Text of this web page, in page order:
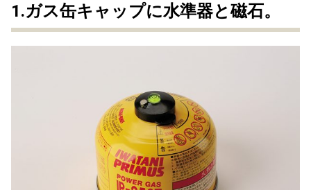
1.ガス缶キャップに水準器と磁石。